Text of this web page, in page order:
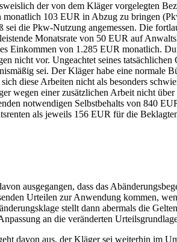
der von dem Kläger vorgelegten
103 EUR in Abzug zu bringen
sei die Pkw-Nutzung angemessen. Die
Monatsrate von 50 EUR auf
Einkommen von 1.285 EUR monatlich.
nicht vor. Ungeachtet seines
sei. Der Kläger habe eine
diese Arbeiten nicht als besonders
wegen einer zusätzlichen Arbeit nicht
notwendigen Selbstbehalts von 840
als jeweils 156 EUR für die
ausgegangen, dass das
Urteilen zur Anwendung kommen,
stellt dann abermals die
an die veränderten
davon aus, der Kläger sei weiterhin im